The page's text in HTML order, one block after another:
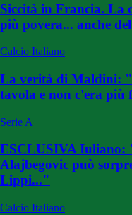
Siccità in Francia. La
più povera... anche
Calcio Italiano
La verità di Maldini:
tavola e non c'era più
Serie A
ESCLUSIVA Iuliano:
Alajbegovic può
Lippi..."
Calcio Italiano